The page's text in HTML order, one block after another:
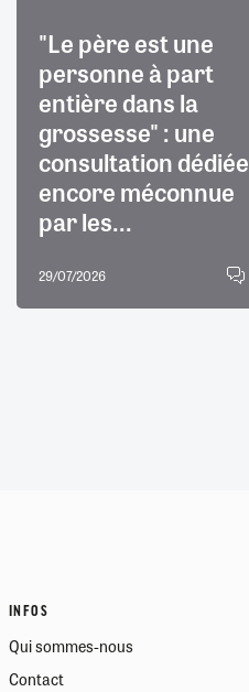
"Le père est une
personne à part
entière dans la
grossesse" : une
consultation dédiée
encore méconnue
par les...
29/07/2026
INFOS
Qui sommes-nous
Contact